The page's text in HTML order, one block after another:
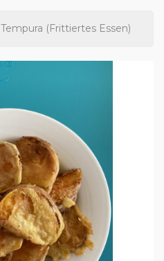
Tempura (Frittiertes Essen)